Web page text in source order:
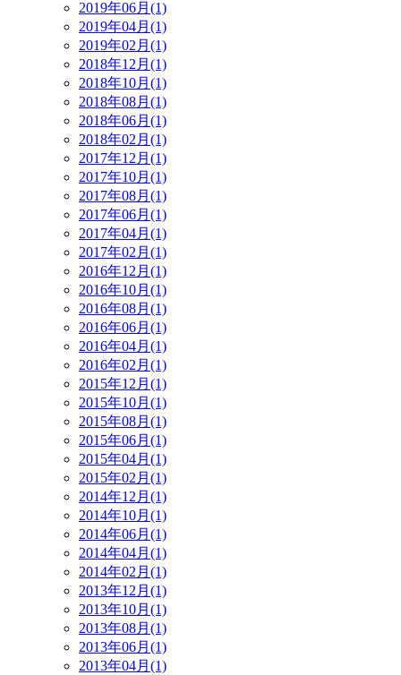
2019年06月(1)
2019年04月(1)
2019年02月(1)
2018年12月(1)
2018年10月(1)
2018年08月(1)
2018年06月(1)
2018年02月(1)
2017年12月(1)
2017年10月(1)
2017年08月(1)
2017年06月(1)
2017年04月(1)
2017年02月(1)
2016年12月(1)
2016年10月(1)
2016年08月(1)
2016年06月(1)
2016年04月(1)
2016年02月(1)
2015年12月(1)
2015年10月(1)
2015年08月(1)
2015年06月(1)
2015年04月(1)
2015年02月(1)
2014年12月(1)
2014年10月(1)
2014年06月(1)
2014年04月(1)
2014年02月(1)
2013年12月(1)
2013年10月(1)
2013年08月(1)
2013年06月(1)
2013年04月(1)